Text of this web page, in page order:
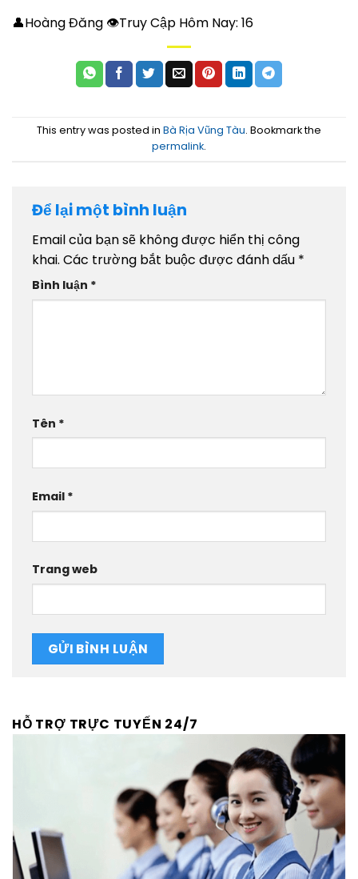
👤Hoàng Đăng 👁Truy Cập Hôm Nay: 16
This entry was posted in Bà Rịa Vũng Tàu. Bookmark the
permalink.
Để lại một bình luận
Email của bạn sẽ không được hiển thị công
khai. Các trường bắt buộc được đánh dấu *
Bình luận *
Tên *
Email *
Trang web
HỖ TRỢ TRỰC TUYẾN 24/7